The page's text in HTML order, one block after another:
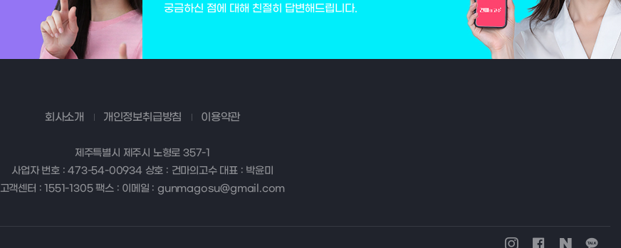
궁금하신 점에 대해 친절히 답변해드립니다.
회사소개 개인정보취급방침 이용약관
제주특별시 제주시 노형로 357-1
사업자 번호 : 473-54-00934 상호 : 건마의고수 대표 : 박윤미
고객센터 : 1551-1305 팩스 : 이메일 : gunmagosu@gmail.com